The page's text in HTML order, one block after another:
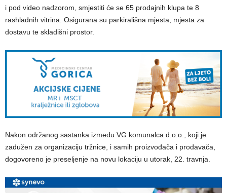
i pod video nadzorom, smjestiti će se 65 prodajnih klupa te 8
rashladnih vitrina. Osigurana su parkirališna mjesta, mjesta za
dostavu te skladišni prostor.
Nakon održanog sastanka između VG komunalca d.o.o., koji je
zadužen za organizaciju tržnice, i samih proizvođača i prodavača,
dogovoreno je preseljenje na novu lokaciju u utorak, 22. travnja.